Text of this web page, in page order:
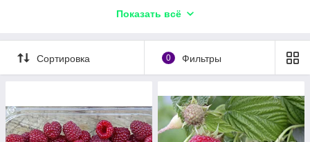
малины с голым корнем и
гидрогель
Как происходит отправка малины с голым
корнем?
Саженцы замачиваются в растворе с
фунгицидом, затем корни обрабатываются
гидрогелем (который позволяет корням держать
влагу длительное время и потом
благотворительно влияет на приживаемость.
Показать всё
Сортировка 0 Фильтры